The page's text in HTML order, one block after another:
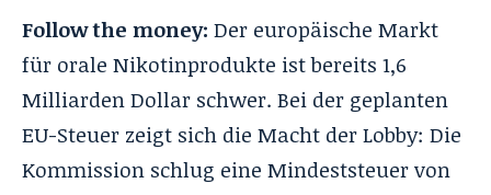
Follow the money: Der europäische Markt
für orale Nikotinprodukte ist bereits 1,6
Milliarden Dollar schwer. Bei der geplanten
EU-Steuer zeigt sich die Macht der Lobby: Die
Kommission schlug eine Mindeststeuer von